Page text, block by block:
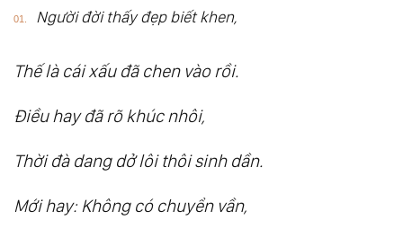
56.Đạo Đức Kinh: Chương 52. Qui Nguyên
58. Đạo Đức Kinh: Chương 54. Tu Quan
60.Đạo Đức Kinh: Chương 56. Huyền Đức
61.Đạo Đức Kinh: Chương 57. Thuần Phong
63.Đạo Đức Kinh: Chương 59. Thủ Đạo
Người đời thấy đẹp biết khen,
Thế là cái xấu đã chen vào rồi.
Điều hay đã rõ khúc nhôi,
Thời đà dang dở lôi thôi sinh dần.
Mới hay: Không có chuyển vần,